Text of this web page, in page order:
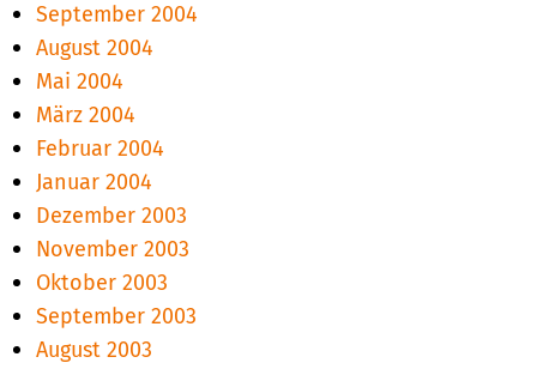
September 2004
August 2004
Mai 2004
März 2004
Februar 2004
Januar 2004
Dezember 2003
November 2003
Oktober 2003
September 2003
August 2003